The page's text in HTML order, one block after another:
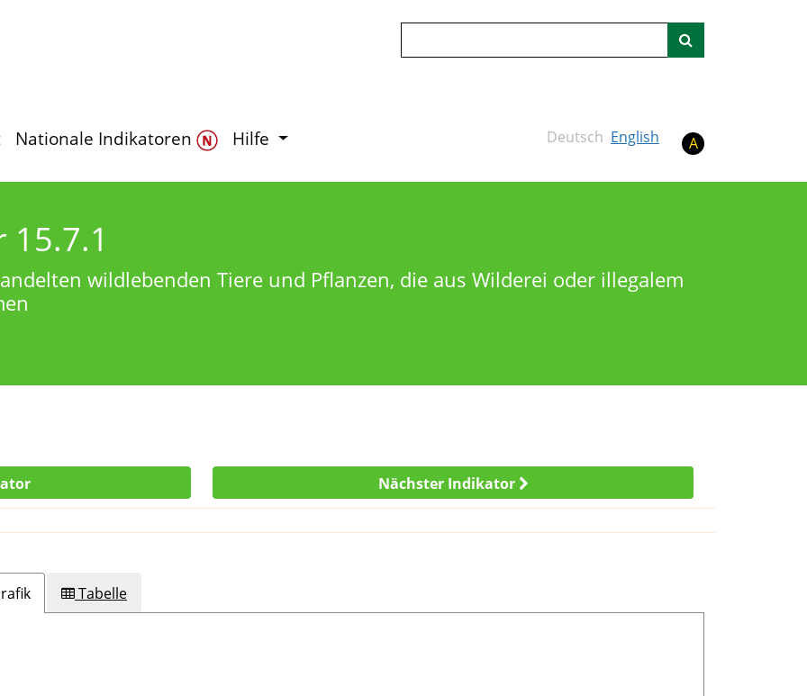
Nationale Indikatoren Hilfe Deutsch English A
wildlebenden Tiere und Pflanzen, die aus Wilderei oder illegalem
Nächster Indikator
Tabelle